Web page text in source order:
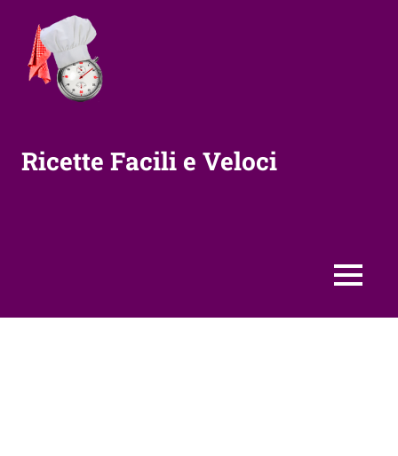
contenuto
Ricette Facili e Veloci
MENU